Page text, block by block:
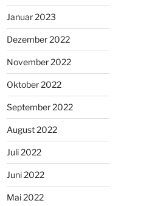
Januar 2023
Dezember 2022
November 2022
Oktober 2022
September 2022
August 2022
Juli 2022
Juni 2022
Mai 2022